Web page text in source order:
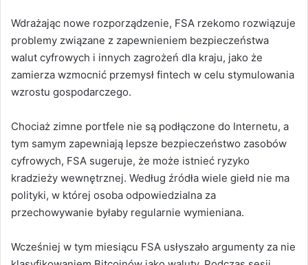
Wdrażając nowe rozporządzenie, FSA rzekomo rozwiązuje
problemy związane z zapewnieniem bezpieczeństwa
walut cyfrowych i innych zagrożeń dla kraju, jako że
zamierza wzmocnić przemysł fintech w celu stymulowania
wzrostu gospodarczego.
Chociaż zimne portfele nie są podłączone do Internetu, a
tym samym zapewniają lepsze bezpieczeństwo zasobów
cyfrowych, FSA sugeruje, że może istnieć ryzyko
kradzieży wewnętrznej. Według źródła wiele giełd nie ma
polityki, w której osoba odpowiedzialna za
przechowywanie byłaby regularnie wymieniana.
Wcześniej w tym miesiącu FSA usłyszało argumenty za nie